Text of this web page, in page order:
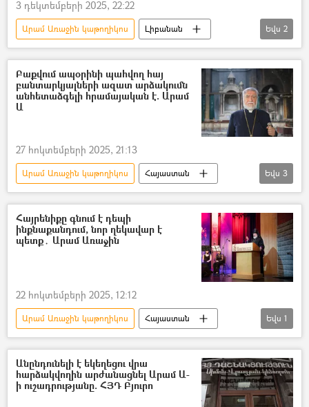
3 դեկտեմբերի 2025, 22:22
Արամ Առաջին կաթողիկոս
Լիբանան
Հռոմի պապ
Հռոմի պապ Լևոն XIV
Եվս 2
Բաքվում ապօրինի պահվող հայ
բանտարկյալների ազատ արձակումն
անհետաձգելի հրամայական է. Արամ
Ա
27 հոկտեմբերի 2025, 21:13
Արամ Առաջին կաթողիկոս
Հայաստան
Ադրբեջան
Արցախ գերի
Եվս 3
Հայրենիքը գնում է դեպի
ինքնաքանդում, նոր ղեկավար է
պետք․ Արամ Առաջին
22 հոկտեմբերի 2025, 12:12
Արամ Առաջին կաթողիկոս
Հայաստան
Սփյուռք
Եվս 1
Անընդունելի է եկեղեցու վրա
հարձակվողին արժանացնել Արամ Ա-
ի ուշադրությանը. ՀՅԴ Բյուրո